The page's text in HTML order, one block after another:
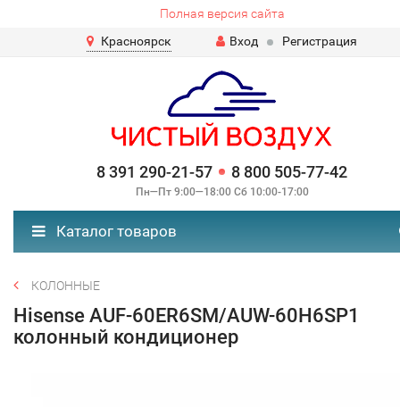
Полная версия сайта
Красноярск
Вход Регистрация
8 391 290-21-57 8 800 505-77-42
Пн—Пт 9:00—18:00 Сб 10:00-17:00
Каталог товаров
КОЛОННЫЕ
Hisense AUF-60ER6SM/AUW-60H6SP1
колонный кондиционер